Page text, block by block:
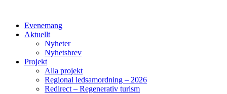
innehållEvenemang
Aktuellt
Nyheter
Nyhetsbrev
Projekt
Alla projekt
Regional ledsamordning – 2026
Redirect – Regenerativ turism